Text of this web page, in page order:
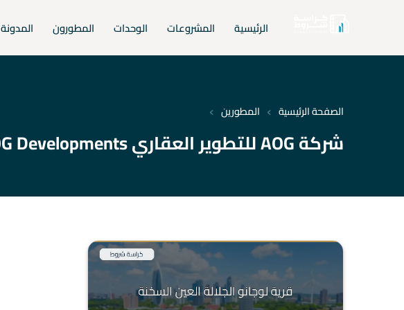
الرئيسية المشروعات الوحدات المطورون المدونة
الصفحة الرئيسية › المطورين ›
شركة AOG للتطوير العقاري AOG Developments